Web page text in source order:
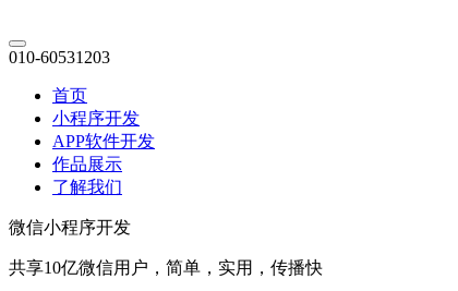
010-60531203
首页
小程序开发
APP软件开发
作品展示
了解我们
微信小程序开发
共享10亿微信用户，简单，实用，传播快